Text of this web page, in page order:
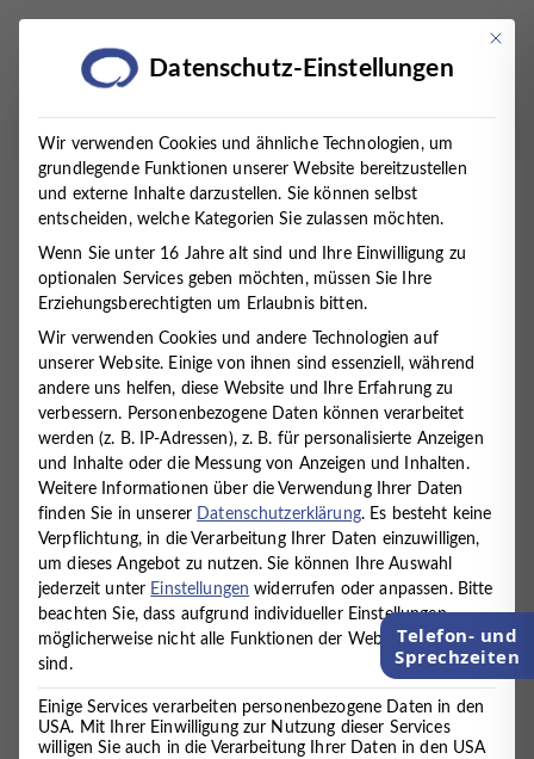
Startseite / Therapien / Hausärztliche Behandlung
Standort:
Cuxhaven
Hausärztliche Behandlung
Telefon- und
Sprechzeiten
Mit
Datenschutz-Einstellungen
Wir verwenden Cookies und ähnliche Technologien, um
grundlegende Funktionen unserer Website bereitzustellen
und externe Inhalte darzustellen. Sie können selbst
entscheiden, welche Kategorien Sie zulassen möchten.
Wenn Sie unter 16 Jahre alt sind und Ihre Einwilligung zu
optionalen Services geben möchten, müssen Sie Ihre
Erziehungsberechtigten um Erlaubnis bitten.
Wir verwenden Cookies und andere Technologien auf
unserer Website. Einige von ihnen sind essenziell, während
andere uns helfen, diese Website und Ihre Erfahrung zu
verbessern. Personenbezogene Daten können verarbeitet
werden (z. B. IP-Adressen), z. B. für personalisierte Anzeigen
und Inhalte oder die Messung von Anzeigen und Inhalten.
Weitere Informationen über die Verwendung Ihrer Daten
finden Sie in unserer Datenschutzerklärung. Es besteht keine
Verpflichtung, in die Verarbeitung Ihrer Daten einzuwilligen,
um dieses Angebot zu nutzen. Sie können Ihre Auswahl
jederzeit unter Einstellungen widerrufen oder anpassen. Bitte
beachten Sie, dass aufgrund individueller Einstellungen
möglicherweise nicht alle Funktionen der Website verfügbar
sind.
Einige Services verarbeiten personenbezogene Daten in den
USA. Mit Ihrer Einwilligung zur Nutzung dieser Services
willigen Sie auch in die Verarbeitung Ihrer Daten in den USA